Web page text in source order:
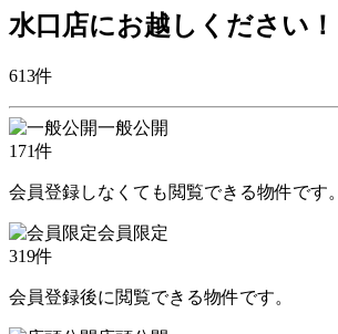
水口店にお越しください！
613件
一般公開
171件
会員登録しなくても閲覧できる物件です。
会員限定
319件
会員登録後に閲覧できる物件です。